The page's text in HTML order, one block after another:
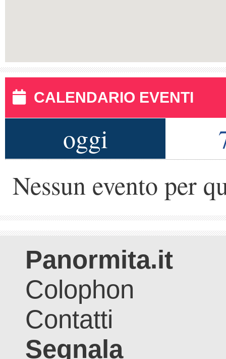
CALENDARIO EVENTI
oggi
Nessun evento per
Panormita.it
Colophon
Contatti
Segnala